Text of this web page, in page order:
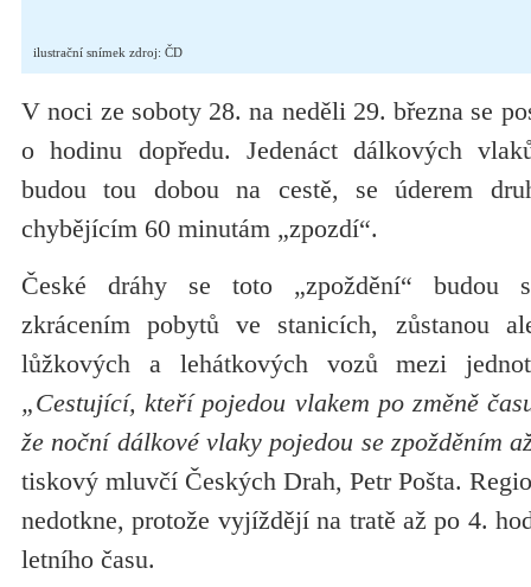
ilustrační snímek zdroj: ČD
V noci ze soboty 28. na neděli 29. března se
o hodinu dopředu. Jedenáct dálkových
budou tou dobou na cestě, se úderem
chybějícím 60 minutám „zpozdí“.
České dráhy se toto „zpoždění“ budou
zkrácením pobytů ve stanicích, zůstanou
lůžkových a lehátkových vozů mezi
„Cestující, kteří pojedou vlakem po změně
že noční dálkové vlaky pojedou se zpožděním
tiskový mluvčí Českých Drah, Petr Pošta.
nedotkne, protože vyjíždějí na tratě až po 4.
letního času.